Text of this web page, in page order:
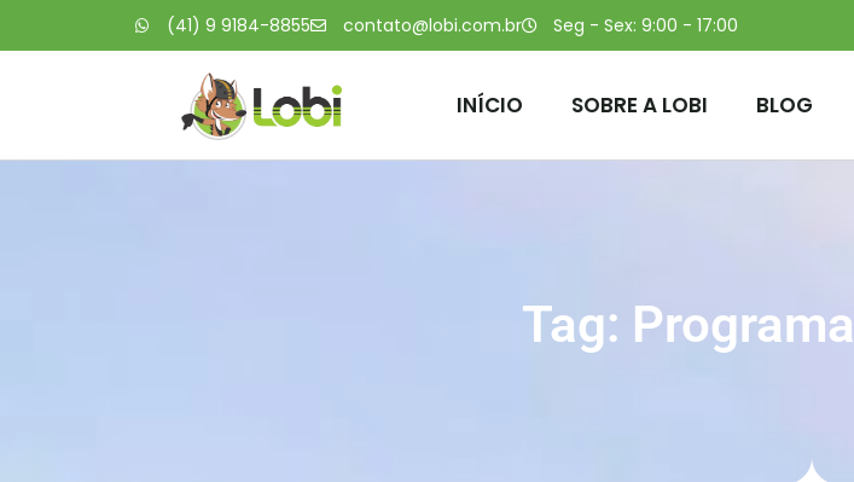
(41) 9 9184-8855 contato@lobi.com.br Seg - Sex: 9:00 - 17:00
INÍCIO SOBRE A LOBI BLOG
Tag: Programa